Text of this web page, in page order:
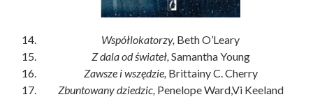
Współlokatorzy, Beth O’Leary
Z dala od świateł, Samantha Young
Zawsze i wszędzie, Brittainy C. Cherry
Zbuntowany dziedzic, Penelope Ward,Vi Keeland